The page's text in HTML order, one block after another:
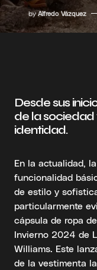
by Alfredo Vázquez
Desde sus
de la sociedad
identidad.
En la actualidad,
funcionalidad
de estilo y
particularmente
cápsula de ropa
Invierno 2024 de
Williams. Este
de la vestimenta